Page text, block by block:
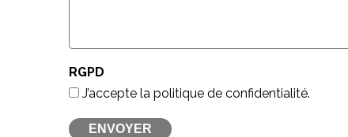
RGPD
J’accepte la politique de confidentialité.